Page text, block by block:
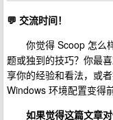
💬 交流时间！
你觉得 Scoop 怎么样
题或独到的技巧？你最
享你的经验和看法，或
Windows 环境配置变得
如果觉得这篇文章